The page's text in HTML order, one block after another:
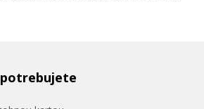
31,90 €